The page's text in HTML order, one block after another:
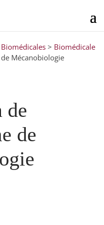
Biomédicales > Biomédicale
Mécanobiologie
de
de